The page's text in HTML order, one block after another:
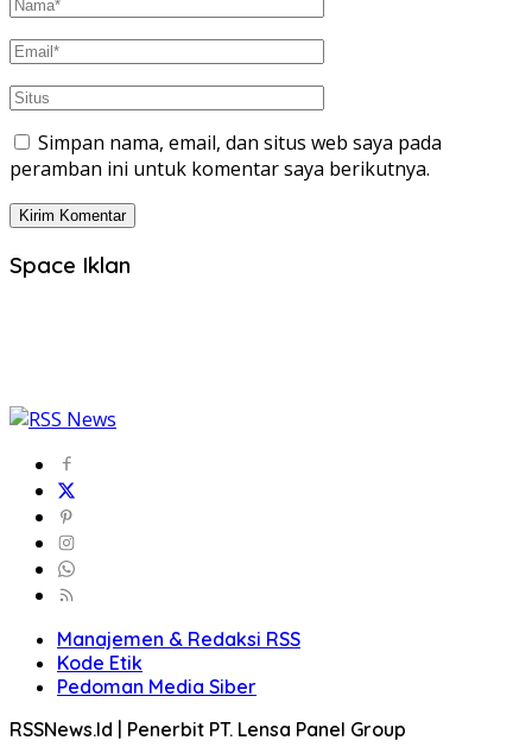
Simpan nama, email, dan situs web saya pada
peramban ini untuk komentar saya berikutnya.
Space Iklan
Manajemen & Redaksi RSS
Kode Etik
Pedoman Media Siber
RSSNews.Id | Penerbit PT. Lensa Panel Group